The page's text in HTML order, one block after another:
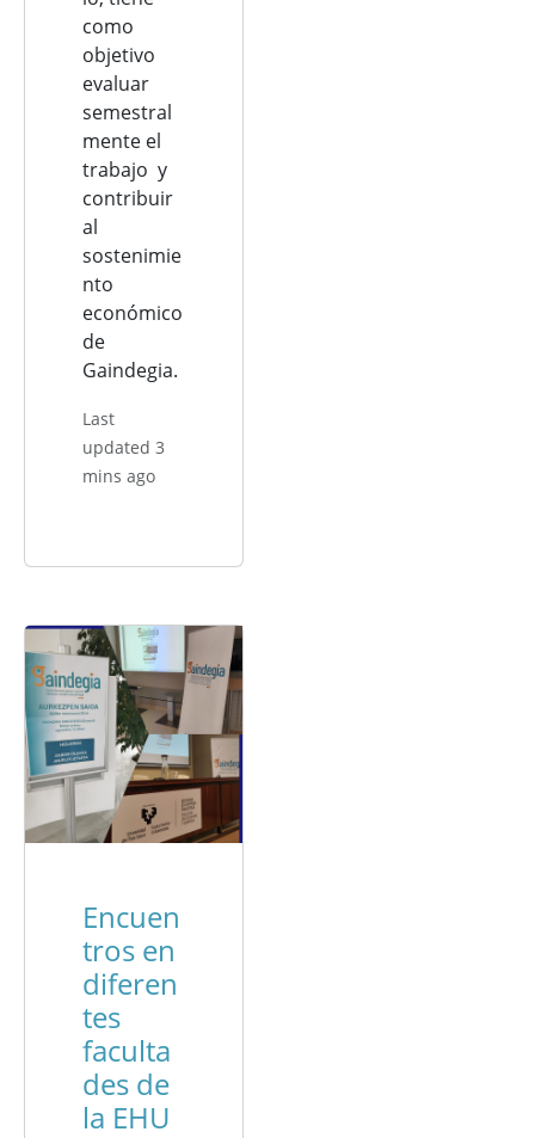
como
objetivo
evaluar
semestral
mente el
trabajo y
contribuir
al
sostenimie
nto
económico
de
Gaindegia.
Last
updated 3
mins ago
Encuen
tros en
diferen
tes
faculta
des de
la EHU